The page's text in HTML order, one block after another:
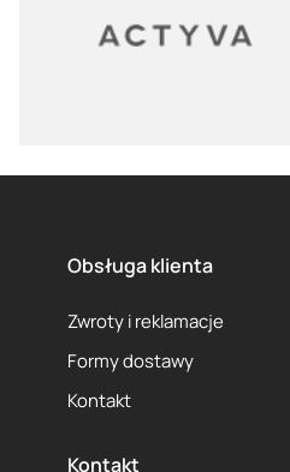
Obsługa klienta
Zwroty i reklamacje
Formy dostawy
Kontakt
Kontakt